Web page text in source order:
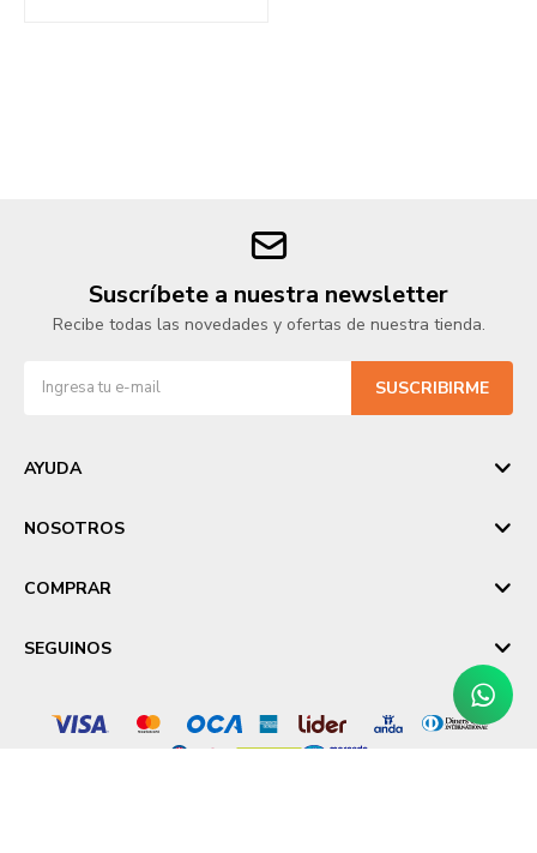
Suscríbete a nuestra newsletter
Recibe todas las novedades y ofertas de nuestra tienda.
SUSCRIBIRME
AYUDA
NOSOTROS
COMPRAR
SEGUINOS